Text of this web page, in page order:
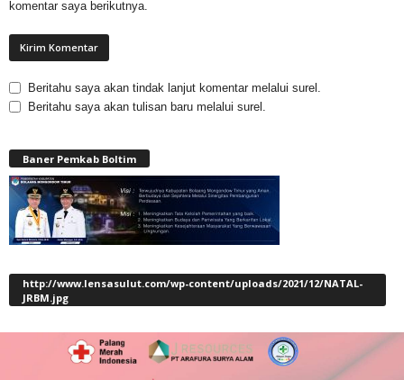
komentar saya berikutnya.
Beritahu saya akan tindak lanjut komentar melalui surel.
Beritahu saya akan tulisan baru melalui surel.
Baner Pemkab Boltim
http://www.lensasulut.com/wp-content/uploads/2021/12/NATAL-
JRBM.jpg